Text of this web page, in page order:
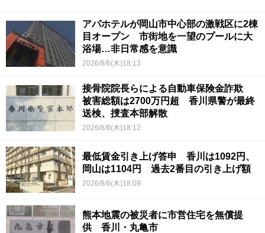
アパホテルが岡山市中心部の激戦区に2棟
目オープン 市街地を一望のプールに大
浴場…非日常感を意識
2026/8/6(木)18:13
接骨院院長らによる自動車保険金詐欺
被害総額は2700万円超 香川県警が最終
送検、捜査本部解散
2026/8/6(木)18:12
最低賃金引き上げ答申 香川は1092円、
岡山は1104円 過去2番目の引き上げ額
2026/8/6(木)18:09
熊本地震の被災者に市営住宅を無償提
供 香川・丸亀市